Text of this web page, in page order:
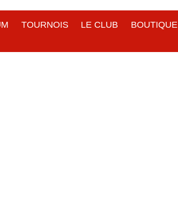
TOURNOIS LE CLUB BOUTIQUE